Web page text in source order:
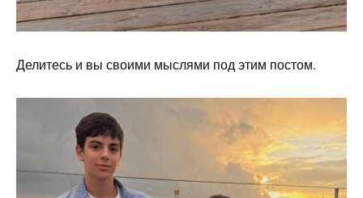
Делитесь и вы своими мыслями под этим постом.